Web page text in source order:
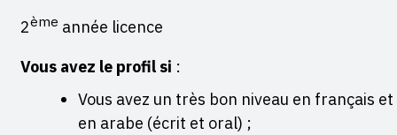
2ème année licence
Vous avez le profil si :
Vous avez un très bon niveau en français et
en arabe (écrit et oral) ;